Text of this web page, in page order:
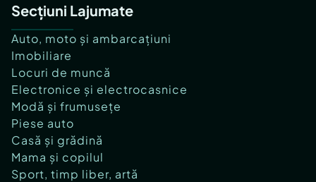
Secțiuni Lajumate
Auto, moto și ambarcațiuni
Imobiliare
Locuri de muncă
Electronice și electrocasnice
Modă și frumusețe
Piese auto
Casă și grădină
Mama și copilul
Sport, timp liber, artă